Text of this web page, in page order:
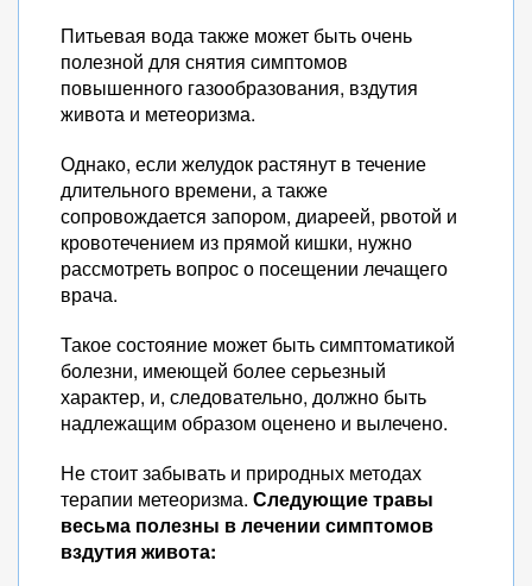
Питьевая вода также может быть очень
полезной для снятия симптомов
повышенного газообразования, вздутия
живота и метеоризма.
Однако, если желудок растянут в течение
длительного времени, а также
сопровождается запором, диареей, рвотой и
кровотечением из прямой кишки, нужно
рассмотреть вопрос о посещении лечащего
врача.
Такое состояние может быть симптоматикой
болезни, имеющей более серьезный
характер, и, следовательно, должно быть
надлежащим образом оценено и вылечено.
Не стоит забывать и природных методах
терапии метеоризма. Следующие травы
весьма полезны в лечении симптомов
вздутия живота: